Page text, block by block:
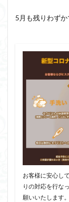
5月も残りわず
お客様に安心し
りの対応を行な
願いいたします。